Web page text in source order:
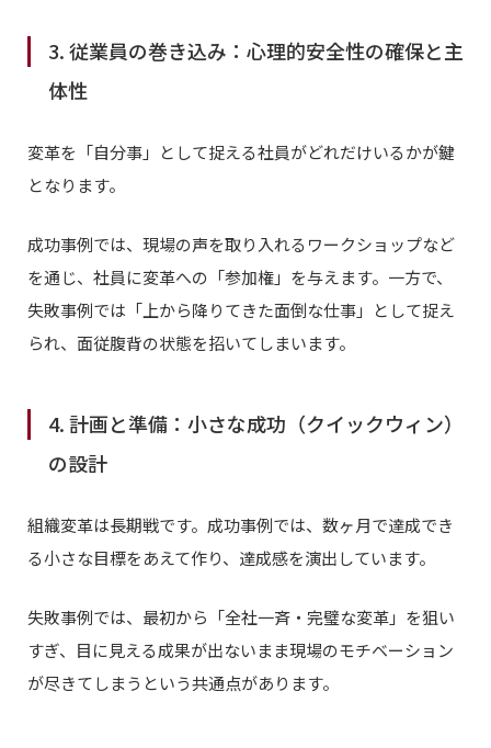
3. 従業員の巻き込み：心理的安全性の確保と主
体性
変革を「自分事」として捉える社員がどれだけいるかが鍵
となります。
成功事例では、現場の声を取り入れるワークショップなど
を通じ、社員に変革への「参加権」を与えます。一方で、
失敗事例では「上から降りてきた面倒な仕事」として捉え
られ、面従腹背の状態を招いてしまいます。
4. 計画と準備：小さな成功（クイックウィン）
の設計
組織変革は長期戦です。成功事例では、数ヶ月で達成でき
る小さな目標をあえて作り、達成感を演出しています。
失敗事例では、最初から「全社一斉・完璧な変革」を狙い
すぎ、目に見える成果が出ないまま現場のモチベーション
が尽きてしまうという共通点があります。